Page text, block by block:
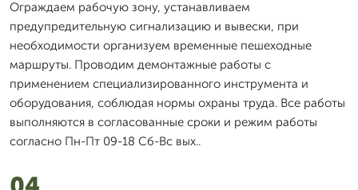
Ограждаем рабочую зону, устанавливаем
предупредительную сигнализацию и вывески, при
необходимости организуем временные пешеходные
маршруты. Проводим демонтажные работы с
применением специализированного инструмента и
оборудования, соблюдая нормы охраны труда. Все работы
выполняются в согласованные сроки и режим работы
согласно Пн-Пт 09-18 Сб-Вс вых..